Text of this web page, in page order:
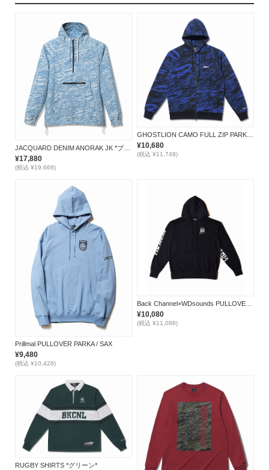
¥17,880
(税込 ¥19,668)
¥10,680
(税込 ¥11,748)
Prillmal PULLOVER PARKA / SAX
¥9,480
(税込 ¥10,428)
¥10,080
(税込 ¥11,088)
RUGBY SHIRTS *グリーン*